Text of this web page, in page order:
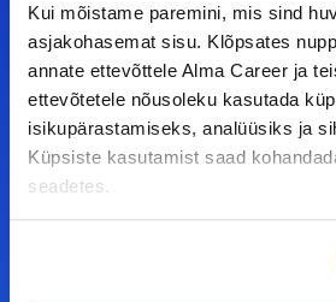
Kui mõistame paremini, mis sind
asjakohasemat sisu. Klõpsates
annate ettevõttele Alma Career ja
ettevõtetele nõusoleku kasutada
isikupärastamiseks, analüüsiks ja
Küpsiste kasutamist saad
seadetes.
F
a
c
b
I
n
s
a
L
i
n
e
© Alma Career Estonia OÜ